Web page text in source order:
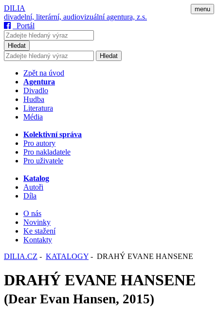
menu
DILIA
divadelní, literární, audiovizuální agentura, z.s.
Portál
Hledat
Hledat
Zpět na úvod
Agentura
Divadlo
Hudba
Literatura
Média
Kolektivní správa
Pro autory
Pro nakladatele
Pro uživatele
Katalog
Autoři
Díla
O nás
Novinky
Ke stažení
Kontakty
DILIA.CZ - KATALOGY - DRAHÝ EVANE HANSENE
DRAHÝ EVANE HANSENE
(Dear Evan Hansen, 2015)